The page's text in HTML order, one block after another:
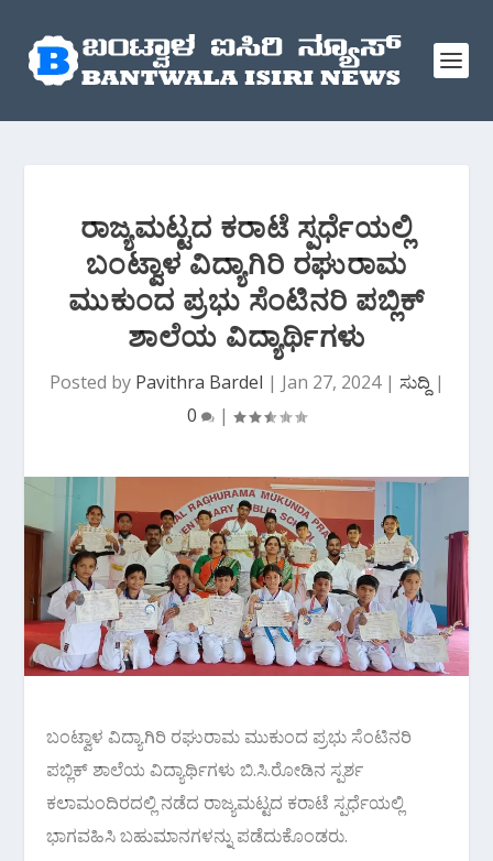
ರಾಜ್ಯಮಟ್ಟದ ಕರಾಟೆ ಸ್ಪರ್ಧೆಯಲ್ಲಿ
ಬಂಟ್ವಾಳ ವಿದ್ಯಾಗಿರಿ ರಘುರಾಮ
ಮುಕುಂದ ಪ್ರಭು ಸೆಂಟಿನರಿ ಪಬ್ಲಿಕ್
ಶಾಲೆಯ ವಿದ್ಯಾರ್ಥಿಗಳು
Posted by Pavithra Bardel | Jan 27, 2024| ಸುದ್ದಿ |
0
|
ಬಂಟ್ವಾಳ ವಿದ್ಯಾಗಿರಿ ರಘುರಾಮ ಮುಕುಂದ ಪ್ರಭು ಸೆಂಟಿನರಿ
ಪಬ್ಲಿಕ್ ಶಾಲೆಯ ವಿದ್ಯಾರ್ಥಿಗಳು ಬಿ.ಸಿ.ರೋಡಿನ ಸ್ಪರ್ಶ
ಕಲಾಮಂದಿರದಲ್ಲಿ ನಡೆದ ರಾಜ್ಯಮಟ್ಟದ ಕರಾಟೆ ಸ್ಪರ್ಧೆಯಲ್ಲಿ
ಭಾಗವಹಿಸಿ ಬಹುಮಾನಗಳನ್ನು ಪಡೆದುಕೊಂಡರು.